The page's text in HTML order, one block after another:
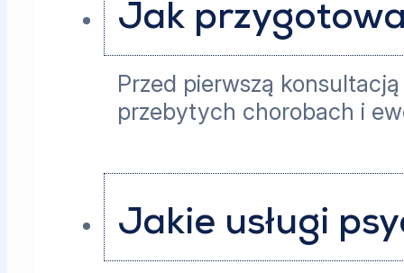
Jak
Przed pierwszą
przebytych chorobach i
Jakie usługi